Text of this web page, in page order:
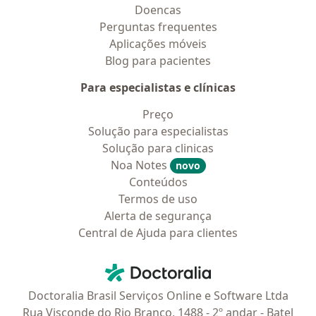
Doencas
Perguntas frequentes
Aplicações móveis
Blog para pacientes
Para especialistas e clínicas
Preço
Solução para especialistas
Solução para clinicas
Noa Notes
novo
Conteúdos
Termos de uso
Alerta de segurança
Central de Ajuda para clientes
Doctoralia - Homepage
Doctoralia Brasil Serviços Online e Software Ltda
Rua Visconde do Rio Branco, 1488 - 2º andar - Batel